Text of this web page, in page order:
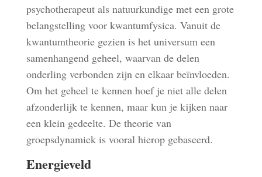
psychotherapeut als natuurkundige met een grote
belangstelling voor kwantumfysica. Vanuit de
kwantumtheorie gezien is het universum een
samenhangend geheel, waarvan de delen
onderling verbonden zijn en elkaar beïnvloeden.
Om het geheel te kennen hoef je niet alle delen
afzonderlijk te kennen, maar kun je kijken naar
een klein gedeelte. De theorie van
groepsdynamiek is vooral hierop gebaseerd.
Energieveld